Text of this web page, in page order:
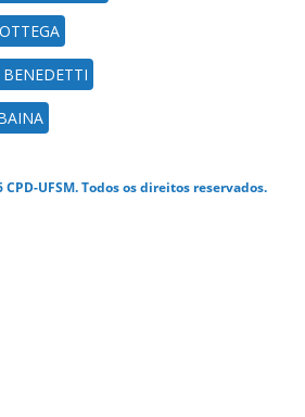
UFSM. Todos os direitos reservados.